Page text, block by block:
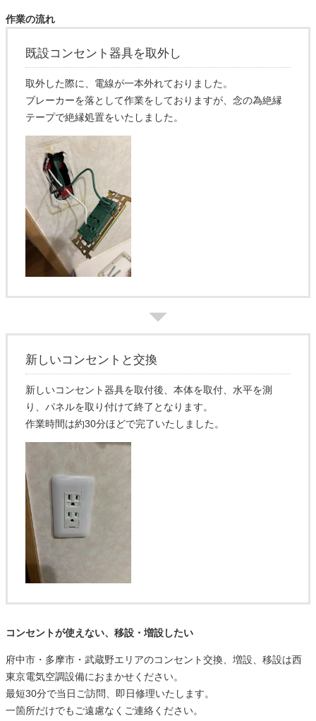
作業の流れ
既設コンセント器具を取外し
取外した際に、電線が一本外れておりました。
ブレーカーを落として作業をしておりますが、念の為絶縁
テープで絶縁処置をいたしました。
新しいコンセントと交換
新しいコンセント器具を取付後、本体を取付、水平を測
り、パネルを取り付けて終了となります。
作業時間は約30分ほどで完了いたしました。
コンセントが使えない、移設・増設したい
府中市・多摩市・武蔵野エリアのコンセント交換、増設、移設は西
東京電気空調設備におまかせください。
最短30分で当日ご訪問、即日修理いたします。
一箇所だけでもご遠慮なくご連絡ください。